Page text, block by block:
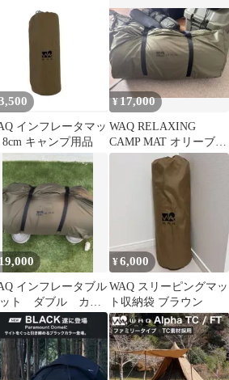
インフレータマッ
8cm キャンプ用品
¥17,000
WAQ RELAXING
CAMP MAT オリーブ
ダブル10cm
19,000
インフレータブル
ト ダブル カー
10センチ
¥6,000
WAQ スリーピングマッ
ト収納袋 ブラウン